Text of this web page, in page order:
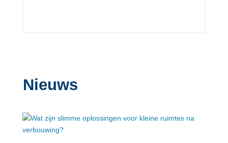
Nieuws